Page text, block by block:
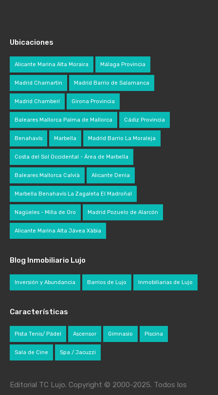
Ubicaciones
Alicante Marina Alta Moraira Málaga Provincia
Madrid Chamartin Madrid Barrio de Salamanca
Madrid Chamberí Girona Provincia
Baleares Mallorca Palma de Mallorca Cádiz Provincia
Benahavís Marbella Madrid Barrio La Moraleja
Costa del Sol Occidental - Área de Marbella
Baleares Mallorca Calvià Alicante Denia
Marbella Benahavís La Zagaleta El Madroñal
Nagüeles - Milla de Oro Madrid Pozuelo de Alarcón
Alicante Marina Alta Jávea Xàbia
Blog Inmobiliario Lujo
Inversión y Abundancia Barrios de Lujo Inmobiliarias de Lujo
Características
Pista Tenis/ Pádel Ascensor Gimnasio Piscina
Sala de Cine Spa / Jacuzzi
Editorial TC Lujo. Copyright © 2000-2025. Todos los